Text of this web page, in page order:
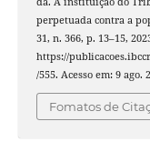
perpetuada contra a
31, n. 366, p. 13–15,
https://
/555. Acesso em: 9 ago.
Fomatos de